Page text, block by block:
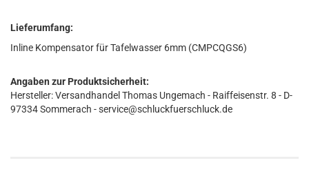
Lieferumfang:
Inline Kompensator für Tafelwasser 6mm (CMPCQGS6)
Angaben zur Produktsicherheit:
Hersteller: Versandhandel Thomas Ungemach - Raiffeisenstr. 8 - D-
97334 Sommerach - service@schluckfuerschluck.de